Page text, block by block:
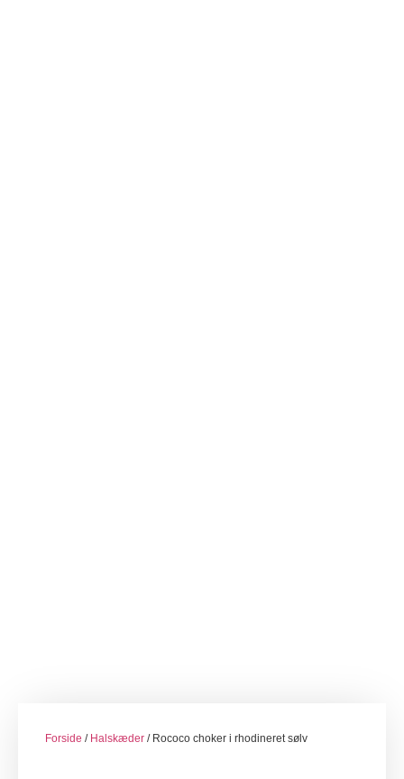
Forside / Halskæder / Rococo choker i rhodineret sølv